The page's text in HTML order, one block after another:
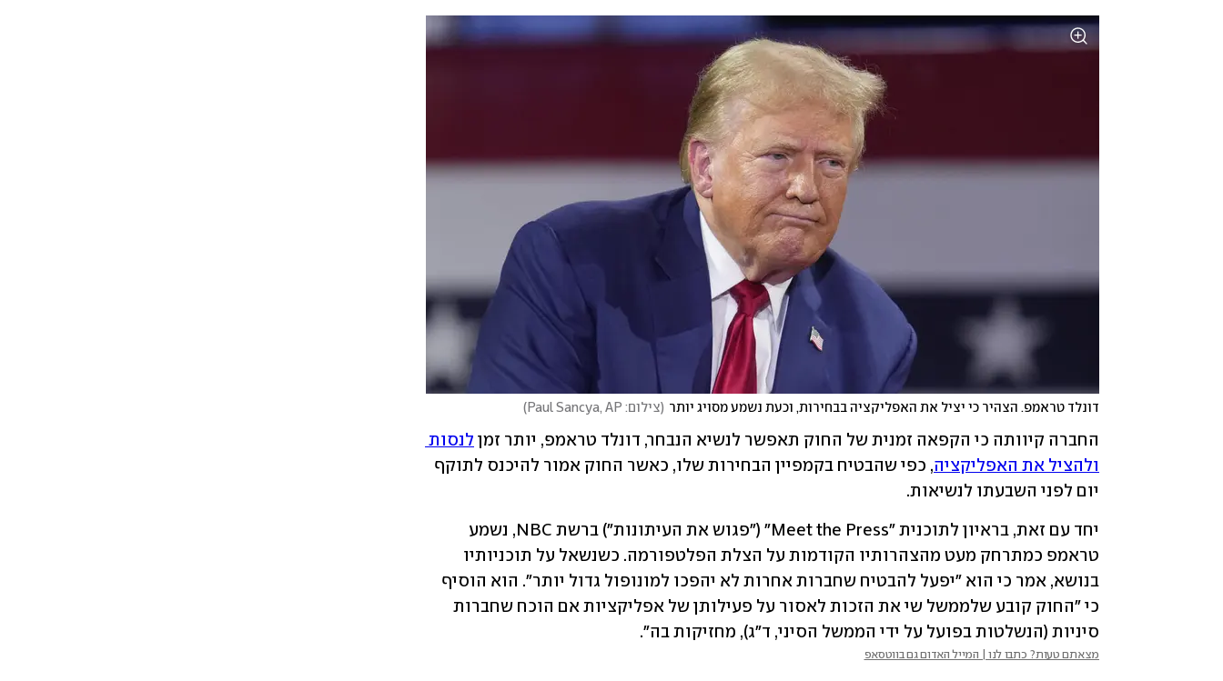
דונלד טראמפ. הצהיר כי יציל את האפליקציה בבחירות, וכעת נשמע מסויג יותר (צילום: Paul Sancya, AP )
החברה קיוותה כי הקפאה זמנית של החוק תאפשר לנשיא הנבחר, דונלד טראמפ, יותר זמן
ולהציל את האפליקציה
יום לפני השבעתו לנשיאות.
סיניות (הנשלטות בפועל על ידי הממשל הסיני, ד"ג), מחזיקות בה".
מצאתם טעות? כתבו לנו | המייל האדום גם בווטסאפ